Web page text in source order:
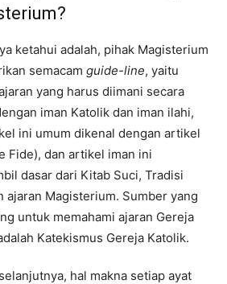
ketahui adalah, pihak Magisterium
semacam guide-line, yaitu
yang harus diimani secara
iman Katolik dan iman ilahi,
ini umum dikenal dengan artikel
Fide), dan artikel iman ini
dasar dari Kitab Suci, Tradisi
ajaran Magisterium. Sumber yang
untuk memahami ajaran Gereja
Katekismus Gereja Katolik.
hal makna setiap ayat